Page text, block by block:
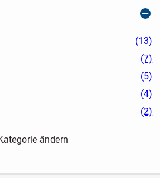
(13)
(7)
(5)
(4)
(2)
ändern